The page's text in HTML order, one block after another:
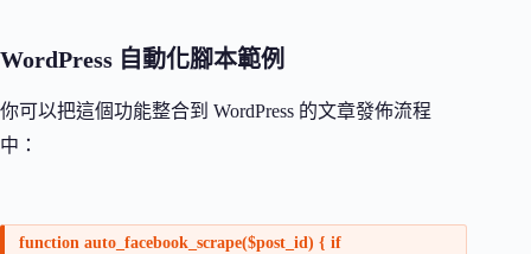
WordPress 自動化腳本範例
你可以把這個功能整合到 WordPress 的文章發佈流程
中：
function auto_facebook_scrape($post_id) { if